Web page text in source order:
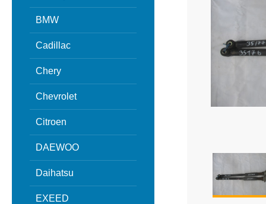
BMW
Cadillac
Chery
Chevrolet
Citroen
DAEWOO
Daihatsu
EXEED